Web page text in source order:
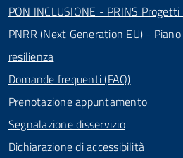
PON INCLUSIONE - PRINS
PNRR (Next Generation EU) -
resilienza
Domande frequenti (FAQ)
Prenotazione appuntamento
Segnalazione disservizio
Dichiarazione di accessibilità